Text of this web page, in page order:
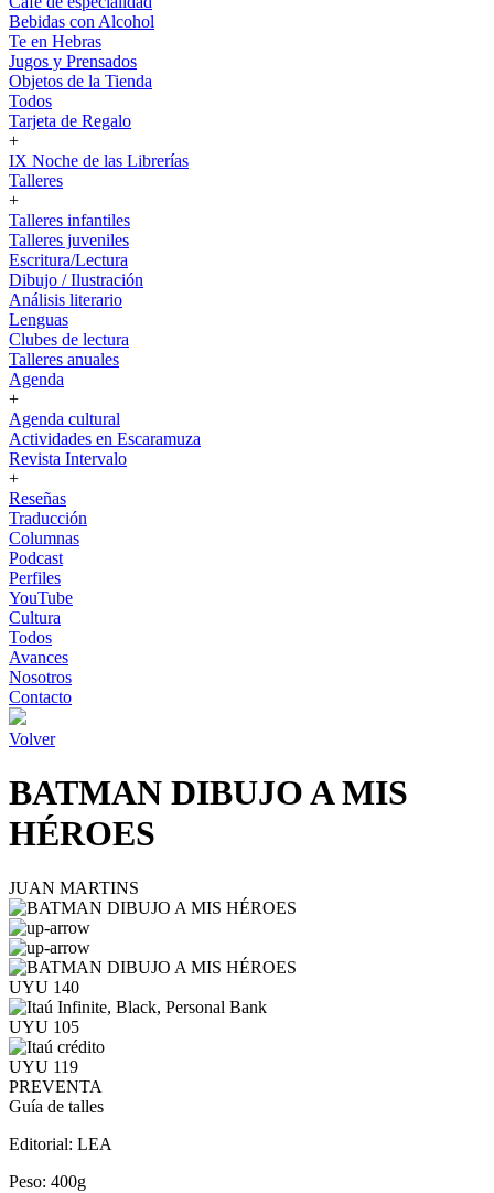
Bebidas con Alcohol
Te en Hebras
Jugos y Prensados
Objetos de la Tienda
Todos
Tarjeta de Regalo
+
IX Noche de las Librerías
Talleres
+
Talleres infantiles
Talleres juveniles
Escritura/Lectura
Dibujo / Ilustración
Análisis literario
Lenguas
Clubes de lectura
Talleres anuales
Agenda
+
Agenda cultural
Actividades en Escaramuza
Revista Intervalo
+
Reseñas
Traducción
Columnas
Podcast
Perfiles
YouTube
Cultura
Todos
Avances
Nosotros
Contacto
Volver
BATMAN DIBUJO A MIS
HÉROES
JUAN MARTINS
UYU 140
UYU 105
UYU 119
PREVENTA
Guía de talles
Editorial: LEA
Peso: 400g